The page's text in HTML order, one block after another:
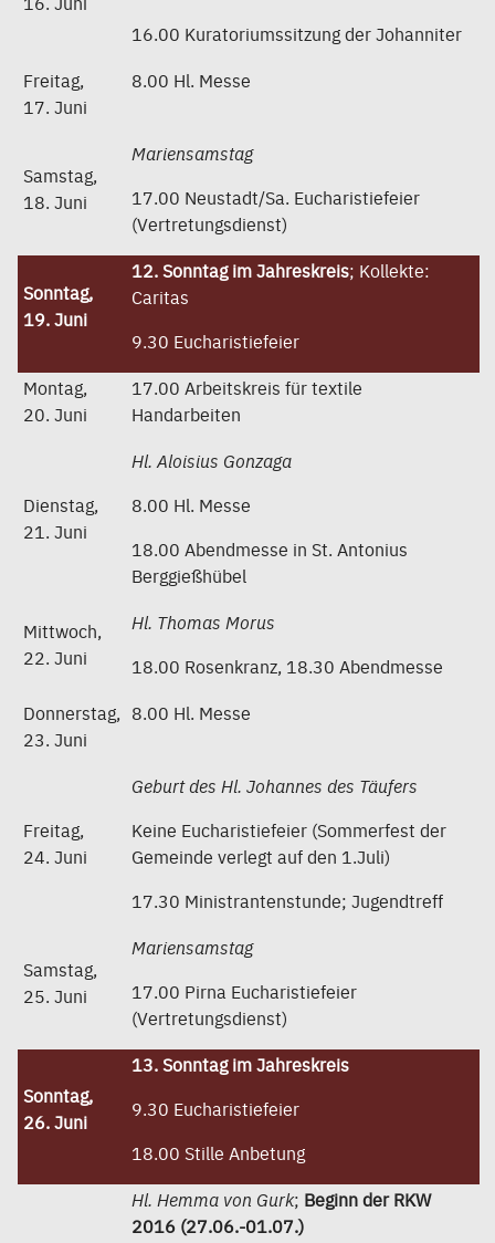
16.00 Kuratoriumssitzung der Johanniter
Freitag,
17. Juni
8.00 Hl. Messe
Samstag,
18. Juni
Mariensamstag
17.00 Neustadt/Sa. Eucharistiefeier
(Vertretungsdienst)
Sonntag,
19. Juni
12. Sonntag im Jahreskreis; Kollekte:
Caritas
9.30 Eucharistiefeier
Montag,
20. Juni
17.00 Arbeitskreis für textile
Handarbeiten
Dienstag,
21. Juni
Hl. Aloisius Gonzaga
8.00 Hl. Messe
18.00 Abendmesse in St. Antonius
Berggießhübel
Mittwoch,
22. Juni
Hl. Thomas Morus
18.00 Rosenkranz, 18.30 Abendmesse
Donnerstag,
23. Juni
8.00 Hl. Messe
Freitag,
24. Juni
Geburt des Hl. Johannes des Täufers
Keine Eucharistiefeier (Sommerfest der
Gemeinde verlegt auf den 1.Juli)
17.30 Ministrantenstunde; Jugendtreff
Samstag,
25. Juni
Mariensamstag
17.00 Pirna Eucharistiefeier
(Vertretungsdienst)
Sonntag,
26. Juni
13. Sonntag im Jahreskreis
9.30 Eucharistiefeier
18.00 Stille Anbetung
Hl. Hemma von Gurk; Beginn der RKW
2016 (27.06.-01.07.)